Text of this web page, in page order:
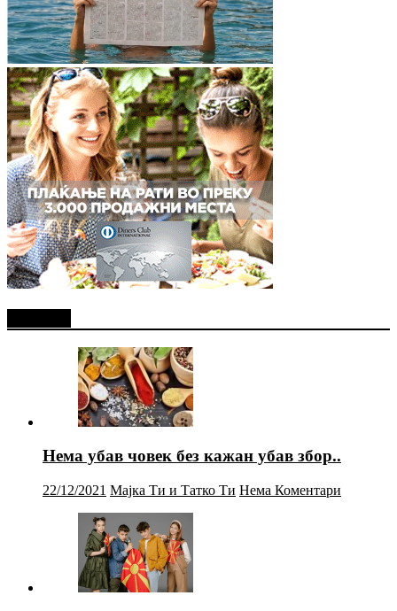
Нема убав човек без кажан убав збор..
22/12/2021 Мајка Ти и Татко Ти Нема Коментари